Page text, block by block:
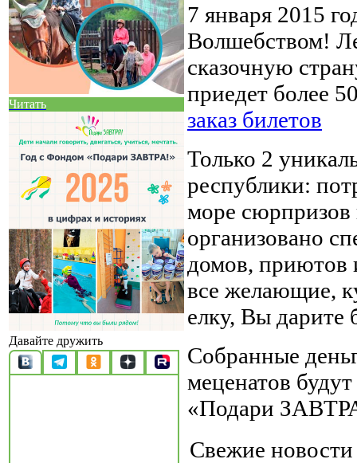
Читать
Давайте дружить
7 января 2015
Волшебством!
сказочную
приедет более
заказ билетов
Только 2
республики:
море сюрпризов
организовано
домов, приютов
все желающие,
елку, Вы дарите
Собранные
меценатов
«Подари
Свежие